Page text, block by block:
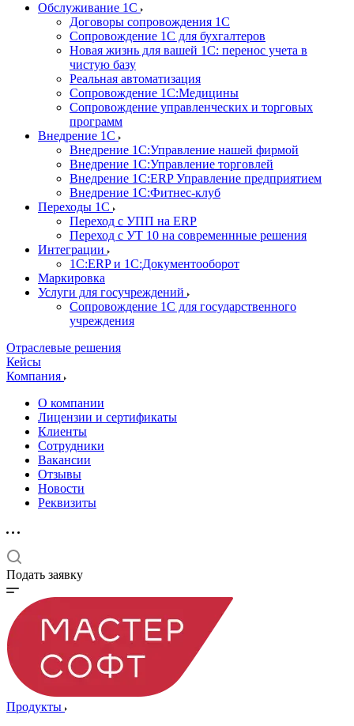
Обслуживание 1С
Договоры сопровождения 1С
Сопровождение 1С для бухгалтеров
Новая жизнь для вашей 1С: перенос учета в
чистую базу
Реальная автоматизация
Сопровождение 1С:Медицины
Сопровождение управленческих и торговых
программ
Внедрение 1С
Внедрение 1С:Управление нашей фирмой
Внедрение 1С:Управление торговлей
Внедрение 1С:ERP Управление предприятием
Внедрение 1С:Фитнес-клуб
Переходы 1С
Переход с УПП на ERP
Переход с УТ 10 на современнные решения
Интеграции
1С:ERP и 1С:Документооборот
Маркировка
Услуги для госучреждений
Сопровождение 1С для государственного
учреждения
Отраслевые решения
Кейсы
Компания
О компании
Лицензии и сертификаты
Клиенты
Сотрудники
Вакансии
Отзывы
Новости
Реквизиты
Подать заявку
Продукты